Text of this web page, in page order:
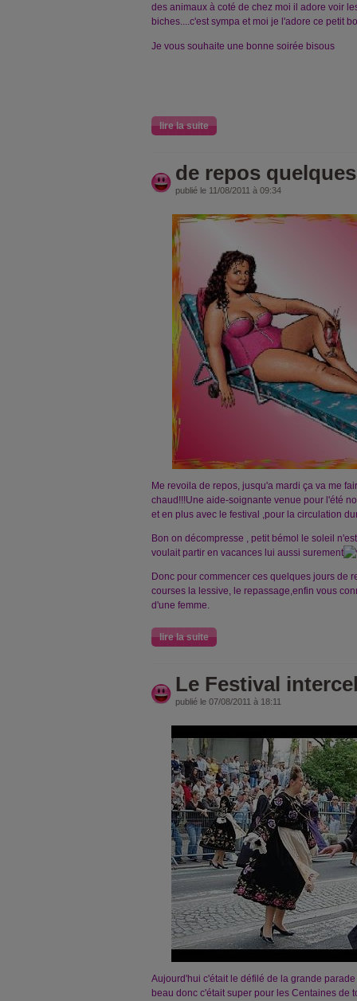
des animaux à coté de chez moi il adore voir
biches....c'est sympa et moi je l'adore ce petit
Je vous souhaite une bonne soirée bisous
lire la suite
de repos
publié le 11/08/2011 à 09:34
Me revoila de repos, jusqu'a mardi ça va me
chaud!!!Une aide-soignante venue pour l'été
et en plus avec le festival ,pour la circulation
Bon on décompresse , petit bémol le soleil
voulait partir en vacances lui aussi surement
Donc pour commencer ces quelques jours de
courses la lessive, le repassage,enfin vous
d'une femme.
lire la suite
Le Festival
publié le 07/08/2011 à 18:11
Aujourd'hui c'était le défilé de la grande
beau donc c'était super pour les Centaines de